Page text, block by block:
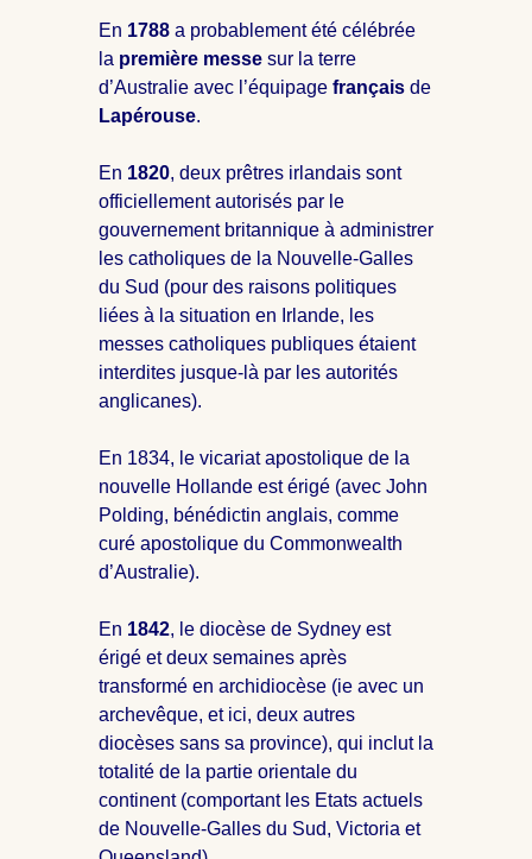
En 1788 a probablement été célébrée
la première messe sur la terre
d’Australie avec l’équipage français de
Lapérouse.
En 1820, deux prêtres irlandais sont
officiellement autorisés par le
gouvernement britannique à administrer
les catholiques de la Nouvelle-Galles
du Sud (pour des raisons politiques
liées à la situation en Irlande, les
messes catholiques publiques étaient
interdites jusque-là par les autorités
anglicanes).
En 1834, le vicariat apostolique de la
nouvelle Hollande est érigé (avec John
Polding, bénédictin anglais, comme
curé apostolique du Commonwealth
d’Australie).
En 1842, le diocèse de Sydney est
érigé et deux semaines après
transformé en archidiocèse (ie avec un
archevêque, et ici, deux autres
diocèses sans sa province), qui inclut la
totalité de la partie orientale du
continent (comportant les Etats actuels
de Nouvelle-Galles du Sud, Victoria et